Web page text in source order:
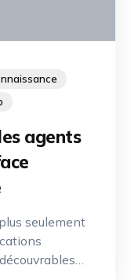
agents
seulement